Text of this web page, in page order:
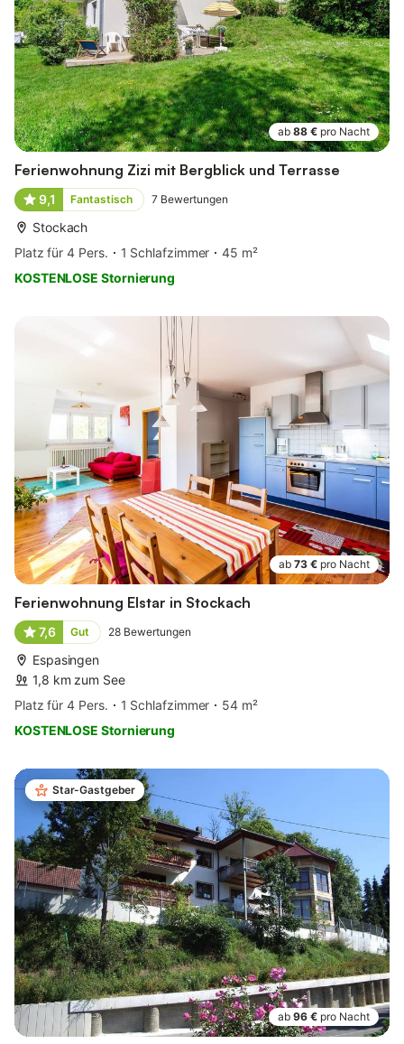
ab 88 € pro Nacht
Ferienwohnung Zizi mit Bergblick und Terrasse
9,1 Fantastisch 7 Bewertungen
Stockach
Platz für 4 Pers.
1 Schlafzimmer
45 m²
KOSTENLOSE Stornierung
ab 73 € pro Nacht
Ferienwohnung Elstar in Stockach
7,6 Gut 28 Bewertungen
Espasingen
1,8 km zum See
Platz für 4 Pers.
1 Schlafzimmer
54 m²
KOSTENLOSE Stornierung
Star-Gastgeber
ab 96 € pro Nacht